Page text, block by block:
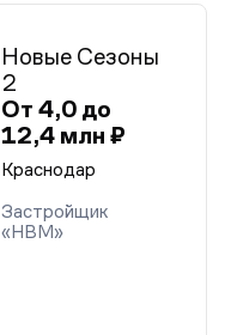
Новые Сезоны
2
От 4,0 до
12,4 млн ₽
Краснодар
Застройщик
«НВМ»